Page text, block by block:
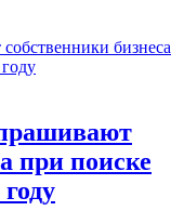
при поиске